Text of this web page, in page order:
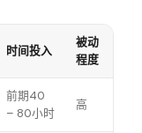
时间投入
被动
程度
前期40
– 80小时
高